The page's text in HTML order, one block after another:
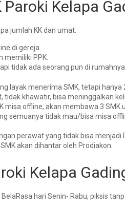
Paroki Kelapa
jumlah KK dan umat:
di gereja.
memiliki PPK.
tidak ada seorang pun di rumahnya
layak menerima SMK, tetapi
tidak khawatir, bisa meninggalkan
misa offline, akan membawa 3 SMK
semuanya tidak mau/bisa misa
perawat yang tidak bisa menjadi
akan dihantar oleh Prodiakon.
Kelapa
hari Senin- Rabu, piksis